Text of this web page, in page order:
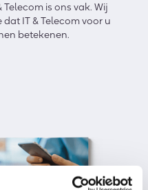
is ons vak. Wij
IT & Telecom voor u
betekenen.